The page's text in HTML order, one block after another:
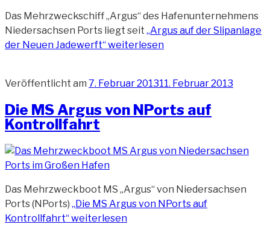
Das Mehrzweckschiff „Argus“ des Hafenunternehmens
Niedersachsen Ports liegt seit „Argus auf der Slipanlage
der Neuen Jadewerft“weiterlesen
Veröffentlicht am 7. Februar 201311. Februar 2013
Die MS Argus von NPorts auf
Kontrollfahrt
Das Mehrzweckboot MS „Argus“ von Niedersachsen
Ports (NPorts) „Die MS Argus von NPorts auf
Kontrollfahrt“weiterlesen